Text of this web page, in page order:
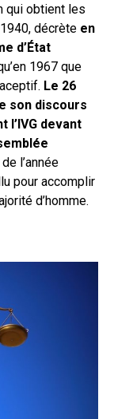
qui obtient les
décrète en
d’État
1967 que
Le 26
son discours
l’IVG devant
l’année
pour accomplir
d’homme.